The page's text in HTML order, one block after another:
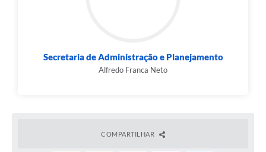
Secretaria de Administração e Planejamento
Alfredo Franca Neto
COMPARTILHAR